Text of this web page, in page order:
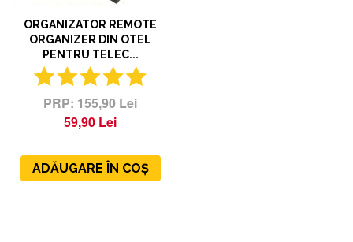
ORGANIZATOR REMOTE
ORGANIZER DIN OTEL
PENTRU TELEC...
155,90 Lei
59,90 Lei
ADĂUGARE ÎN COȘ